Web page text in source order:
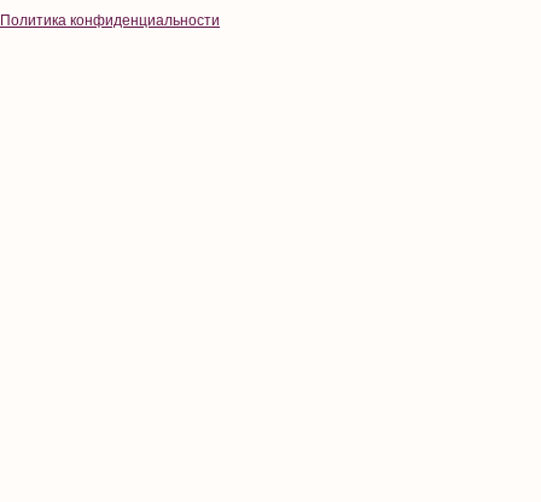
Политика конфиденциальности